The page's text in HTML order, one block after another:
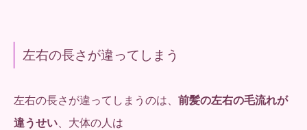
左右の長さが違ってしまう
左右の長さが違ってしまうのは、 前髪の左右の毛流れが
違うせい、大体の人は